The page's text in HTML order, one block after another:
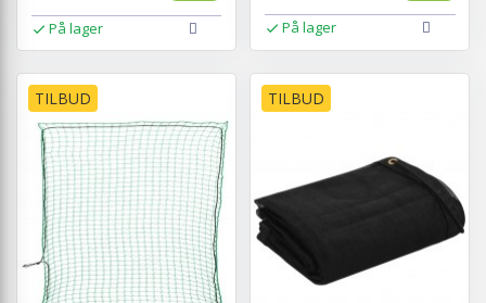
På lager På lager
TILBUD TILBUD